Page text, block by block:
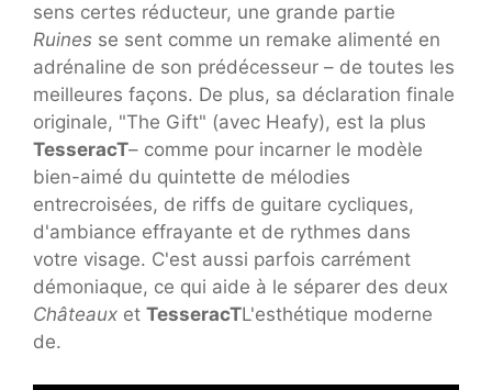
sens certes réducteur, une grande partie
Ruines se sent comme un remake alimenté en
adrénaline de son prédécesseur – de toutes les
meilleures façons. De plus, sa déclaration finale
originale, "The Gift" (avec Heafy), est la plus
TesseracT– comme pour incarner le modèle
bien-aimé du quintette de mélodies
entrecroisées, de riffs de guitare cycliques,
d'ambiance effrayante et de rythmes dans
votre visage. C'est aussi parfois carrément
démoniaque, ce qui aide à le séparer des deux
Châteaux et TesseracTL'esthétique moderne
de.